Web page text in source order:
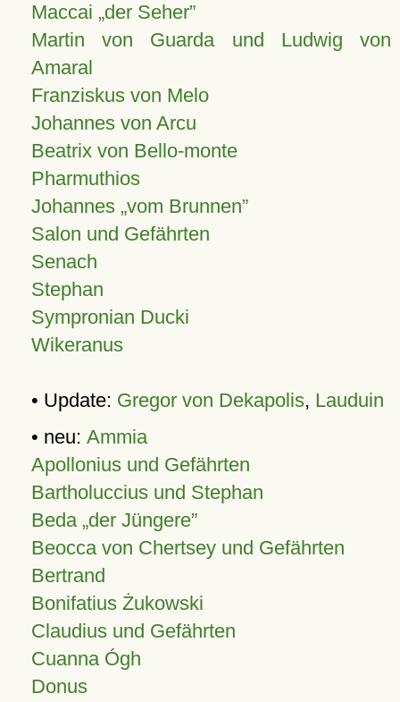
Maccai „der Seher”
Martin von Guarda und Ludwig von
Amaral
Franziskus von Melo
Johannes von Arcu
Beatrix von Bello-monte
Pharmuthios
Johannes vom Brunnen
Salon und Gefährten
Senach
Stephan
Sympronian Ducki
Wikeranus
• Update: Gregor von Dekapolis, Lauduin
• neu: Ammia
Apollonius und Gefährten
Bartholuccius und Stephan
Beda „der Jüngere”
Beocca von Chertsey und Gefährten
Bertrand
Bonifatius Żukowski
Claudius und Gefährten
Cuanna Ógh
Donus